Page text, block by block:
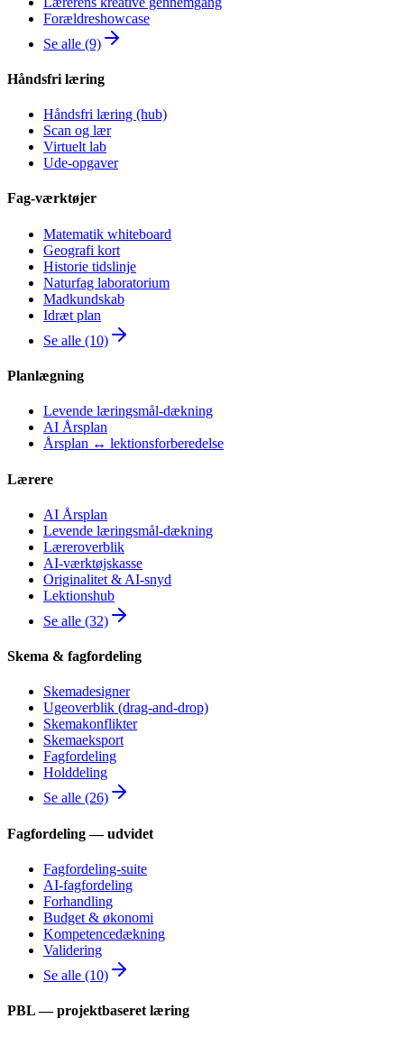
Forældreshowcase
Se alle (9)
Håndsfri læring
Håndsfri læring (hub)
Scan og lær
Virtuelt lab
Ude-opgaver
Fag-værktøjer
Matematik whiteboard
Geografi kort
Historie tidslinje
Naturfag laboratorium
Madkundskab
Idræt plan
Se alle (10)
Planlægning
Levende læringsmål-dækning
AI Årsplan
Årsplan ↔ lektionsforberedelse
Lærere
AI Årsplan
Levende læringsmål-dækning
Læreroverblik
AI-værktøjskasse
Originalitet & AI-snyd
Lektionshub
Se alle (32)
Skema & fagfordeling
Skemadesigner
Ugeoverblik (drag-and-drop)
Skemakonflikter
Skemaeksport
Fagfordeling
Holddeling
Se alle (26)
Fagfordeling — udvidet
Fagfordeling-suite
AI-fagfordeling
Forhandling
Budget & økonomi
Kompetencedækning
Validering
Se alle (10)
PBL — projektbaseret læring